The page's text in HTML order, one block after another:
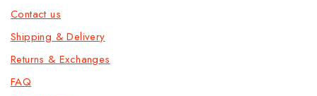
Contact us
Shipping & Delivery
Returns & Exchanges
FAQ